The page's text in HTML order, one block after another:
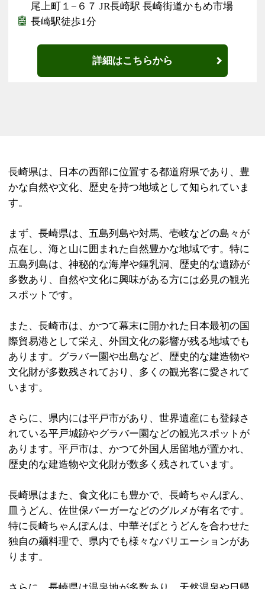
尾上町１−６７ JR長崎駅 長崎街道かもめ市場
長崎駅徒歩1分
詳細はこちらから
長崎県は、日本の西部に位置する都道府県であり、豊
かな自然や文化、歴史を持つ地域として知られていま
す。
まず、長崎県は、五島列島や対馬、壱岐などの島々が
点在し、海と山に囲まれた自然豊かな地域です。特に
五島列島は、神秘的な海岸や鍾乳洞、歴史的な遺跡が
多数あり、自然や文化に興味がある方には必見の観光
スポットです。
また、長崎市は、かつて幕末に開かれた日本最初の国
際貿易港として栄え、外国文化の影響が残る地域でも
あります。グラバー園や出島など、歴史的な建造物や
文化財が多数残されており、多くの観光客に愛されて
います。
さらに、県内には平戸市があり、世界遺産にも登録さ
れている平戸城跡やグラバー園などの観光スポットが
あります。平戸市は、かつて外国人居留地が置かれ、
歴史的な建造物や文化財が数多く残されています。
長崎県はまた、食文化にも豊かで、長崎ちゃんぽん、
皿うどん、佐世保バーガーなどのグルメが有名です。
特に長崎ちゃんぽんは、中華そばとうどんを合わせた
独自の麺料理で、県内でも様々なバリエーションがあ
ります。